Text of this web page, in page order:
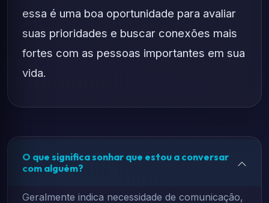
essa é uma boa oportunidade para avaliar
suas prioridades e buscar conexões mais
fortes com as pessoas importantes em sua
vida.
O que significa sonhar que estou a conversar
com alguém?
Geralmente indica necessidade de comunicação,